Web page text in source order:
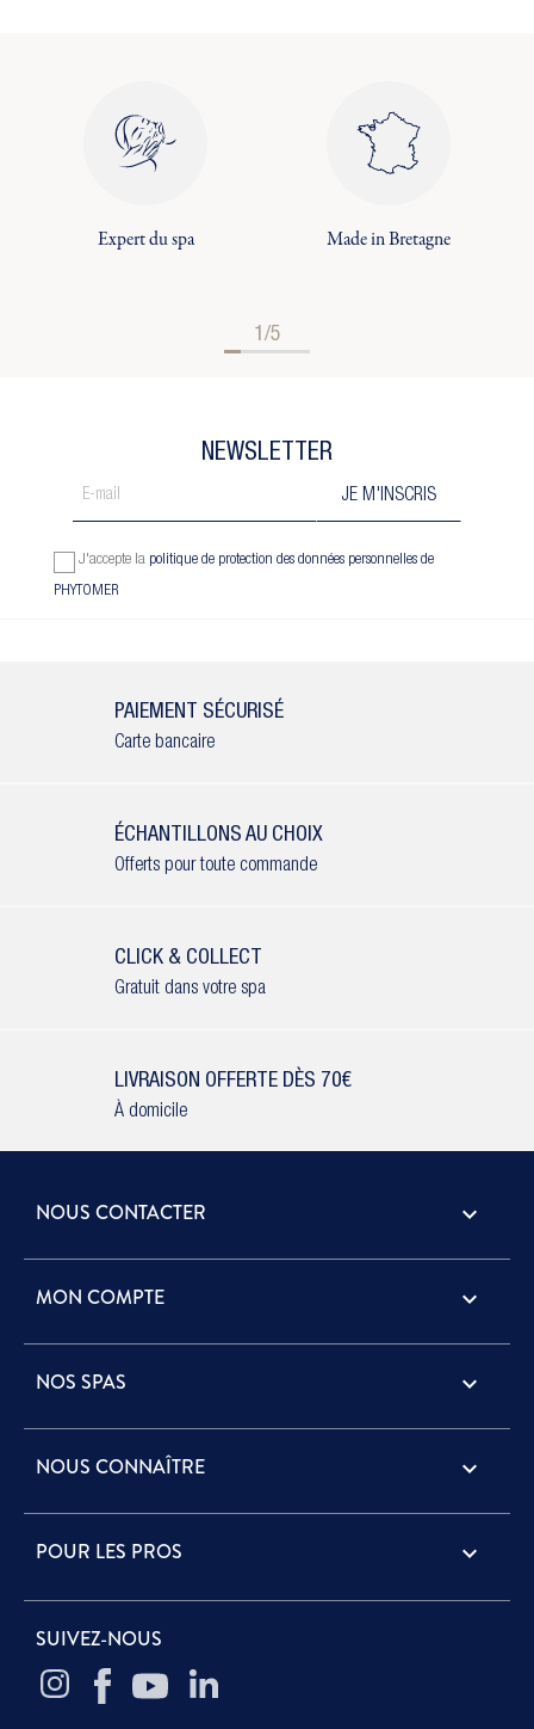
Expert du spa Made in Bretagne
1/5
NEWSLETTER
J'accepte la politique de protection des données personnelles de
PHYTOMER
PAIEMENT SÉCURISÉ
Carte bancaire
ÉCHANTILLONS AU CHOIX
Offerts pour toute commande
CLICK & COLLECT
Gratuit dans votre spa
LIVRAISON OFFERTE DÈS 70€
À domicile
NOUS CONTACTER keyboard_arrow_down
MON COMPTE 
NOS SPAS 
NOUS CONNAÎTRE 
POUR LES PROS 
SUIVEZ-NOUS